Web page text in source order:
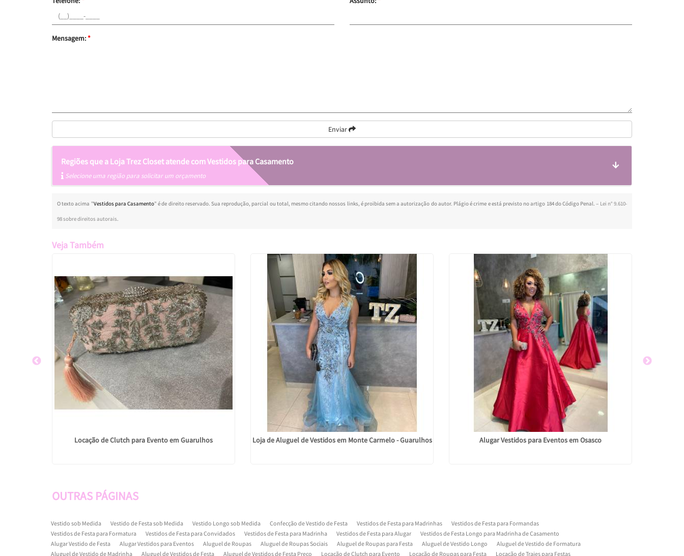
Mensagem:*
Enviar
Regiões que a Loja Trez Closet atende com Vestidos para Casamento
Selecione uma região para solicitar um orçamento
O texto acima "Vestidos para Casamento" é de direito reservado. Sua reprodução, parcial ou total, mesmo citando nossos links, é proibida sem a autorização do autor. Plágio é crime e está previsto no artigo 184 do Código Penal. – Lei n° 9.610-
98 sobre direitos autorais.
Veja Também
Locação de Clutch para Evento em Guarulhos Loja de Aluguel de Vestidos em Monte Carmelo - Guarulhos Alugar Vestidos para Eventos em Osasco
OUTRAS PÁGINAS
Vestido sob Medida Vestido de Festa sob Medida Vestido Longo sob Medida Confecção de Vestido de Festa Vestidos de Festa para Madrinhas
Vestidos de Festa para Formandas
Vestidos de Festa para Formatura
Vestidos de Festa para Convidados Vestidos de Festa para Madrinha Vestidos de Festa para Alugar
Vestidos de Festa Longo para Madrinha de Casamento
Alugar Vestido de Festa
Alugar Vestidos para Eventos Aluguel de Roupas Aluguel de Roupas Sociais Aluguel de Roupas para Festa Aluguel de Vestido Longo
Aluguel de Vestido de Formatura
Aluguel de Vestido de Madrinha
Aluguel de Vestidos de Festa Aluguel de Vestidos de Festa Preço Locação de Clutch para Evento Locação de Roupas para Festa Locação de Trajes para Festas